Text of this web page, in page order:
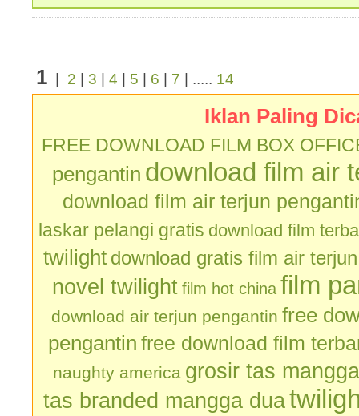
1 2 3 4 5 6 7 | ..... 14
Iklan Paling
FREE DOWNLOAD FILM BOX
pengantin download film air
download film air terjun
laskar pelangi gratis download film
twilight download gratis film air
novel twilight film hot china film
download air terjun pengantin free
pengantin free download film
naughty america grosir tas
tas branded mangga dua